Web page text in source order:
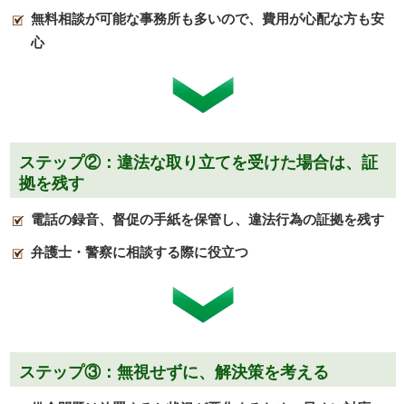
無料相談が可能な事務所も多いので、費用が心配な方も安
心
ステップ②：違法な取り立てを受けた場合は、証
拠を残す
電話の録音、督促の手紙を保管し、違法行為の証拠を残す
弁護士・警察に相談する際に役立つ
ステップ③：無視せずに、解決策を考える